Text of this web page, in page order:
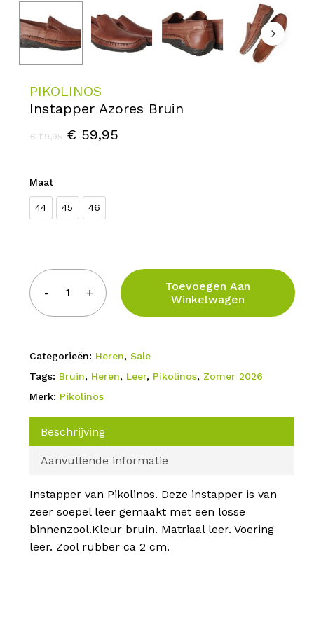
PIKOLINOS
Instapper Azores Bruin
€119,95 Oorspronkelijke
€59,95Huidige
Maat
Kies een optie
44 45 46
Toevoegen Aan
Winkelwagen
Categorieën: Heren, Sale
Tags: Bruin, Heren, Leer, Pikolinos, Zomer 2026
Merk: Pikolinos
Beschrijving
Aanvullende informatie
Instapper van Pikolinos. Deze instapper is van
zeer soepel leer gemaakt met een losse
binnenzool.Kleur bruin. Matriaal leer. Voering
leer. Zool rubber ca 2 cm.